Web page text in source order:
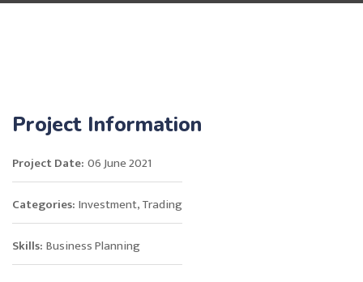
Project Information
Project Date: 06 June 2021
Categories: Investment, Trading
Skills: Business Planning